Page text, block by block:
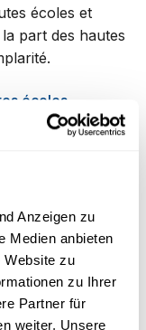
Anzeigen zu
Medien anbieten
Website zu
zu Ihrer
Partner für
weiter. Unsere
écoles et
part des hautes
écoles
: une
l’air du